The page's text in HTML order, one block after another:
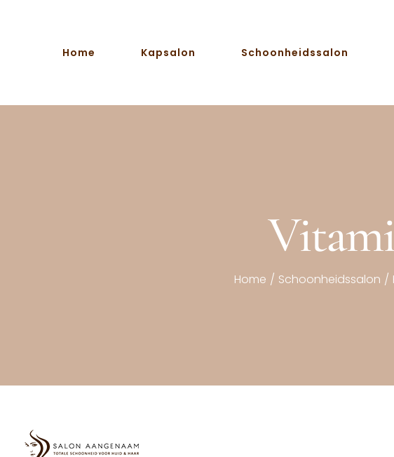
Home Kapsalon Schoonheidssalon
Home / Schoonheidssalon /